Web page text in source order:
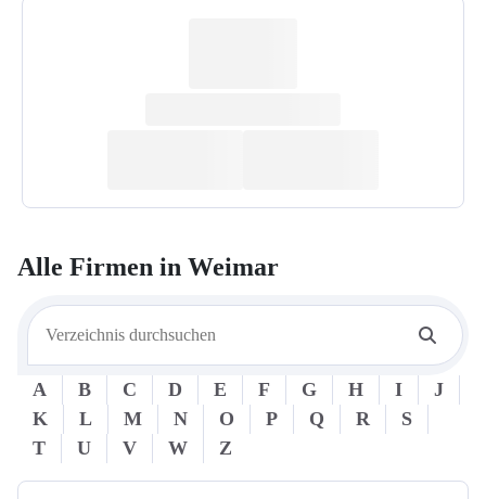
Alle Firmen in Weimar
A B C D E F G H I
J
K
L M N O P Q R
S
T
U V W Z